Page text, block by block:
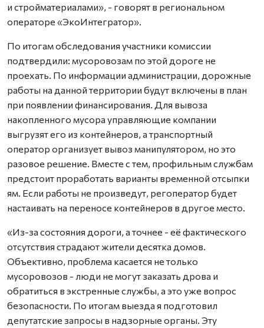
и стройматериалами», - говорят в региональном
операторе «ЭкоИнтегратор».
По итогам обследования участники комиссии
подтвердили: мусоровозам по этой дороге не
проехать. По информации администрации, дорожные
работы на данной территории будут включены в план
при появлении финансирования. Для вывоза
накопленного мусора управляющие компании
выгрузят его из контейнеров, а транспортный
оператор организует вывоз манипулятором, но это
разовое решение. Вместе с тем, профильным службам
предстоит проработать варианты временной отсыпки
ям. Если работы не произведут, регоператор будет
настаивать на переносе контейнеров в другое место.
«Из-за состояния дороги, а точнее - её фактического
отсутствия страдают жители десятка домов.
Объективно, проблема касается не только
мусоровозов - люди не могут заказать дрова и
обратиться в экстренные службы, а это уже вопрос
безопасности. По итогам выезда я подготовил
депутатские запросы в надзорные органы. Эту